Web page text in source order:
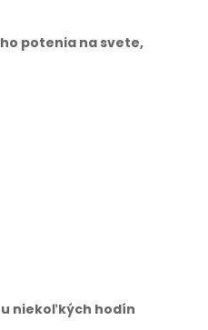
potenia na svete,
niekoľkých hodín